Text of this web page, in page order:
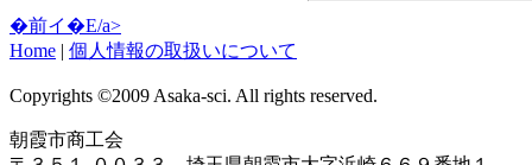
�前イ�E/a>
Home | 個人情報の取扱いについて
Copyrights ©2009 Asaka-sci. All rights reserved.
朝霞市商工会